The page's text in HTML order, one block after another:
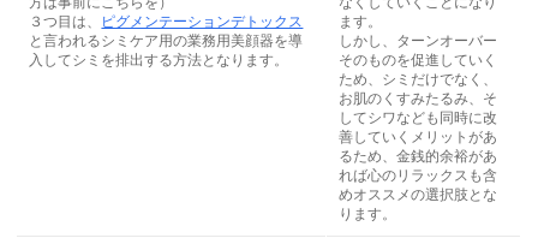
３つ目は、
ピグメンテーションデトックス
と言われるシミケア用の業務用美顔器を導
入してシミを排出する方法となります。
ます。
しかし、ターンオーバー
そのものを促進していく
ため、シミだけでなく、
お肌のくすみたるみ、そ
してシワなども同時に改
善していくメリットがあ
るため、金銭的余裕があ
れば心のリラックスも含
めオススメの選択肢とな
ります。